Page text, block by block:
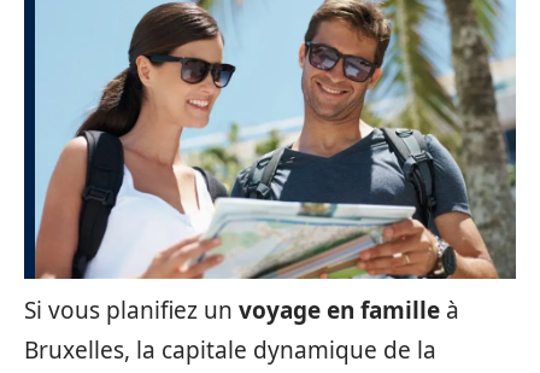
Si vous planifiez un voyage en famille à
Bruxelles, la capitale dynamique de la